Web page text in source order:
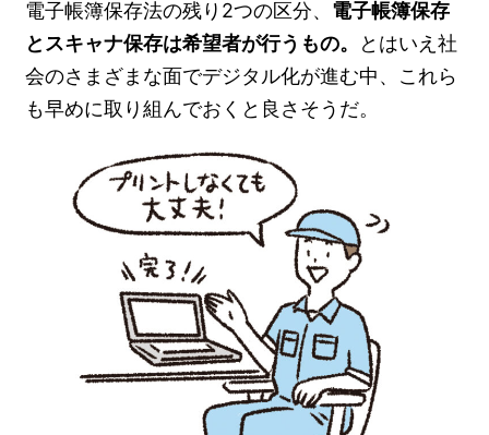
電子帳簿保存法の残り2つの区分、 電子帳簿保存
とスキャナ保存は希望者が行うもの。
とはいえ社
会のさまざまな面でデジタル化が進む中、これら
も早めに取り組んでおくと良さそうだ。